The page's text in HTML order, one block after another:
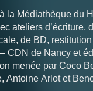
la Médiathèque du
ateliers d’écriture,
de BD,
CDN de Nancy et
menée par Coco
Antoine Arlot et